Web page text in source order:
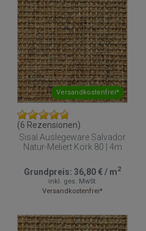
Versandkostenfrei*
(6 Rezensionen)
Sisal Auslegeware Salvador
Natur-Meliert Kork 80 | 4m
Grundpreis: 36,80 €/ m2
inkl. ges. MwSt.
Versandkostenfrei*